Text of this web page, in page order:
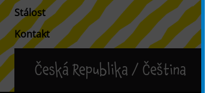
Stálost
Kontakt
Česká Republika / Čeština